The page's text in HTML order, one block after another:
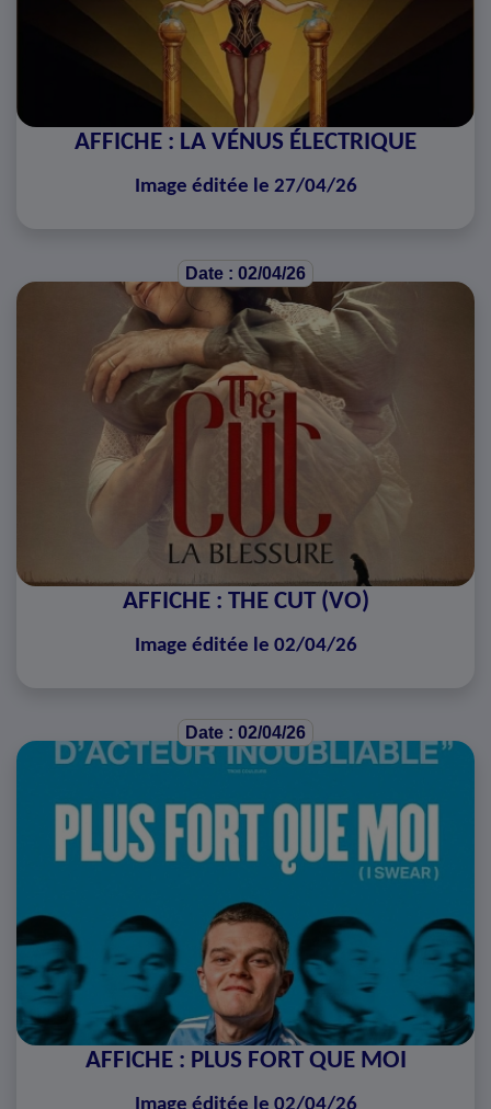
AFFICHE : LA VÉNUS ÉLECTRIQUE
Image éditée le 27/04/26
Date : 02/04/26
AFFICHE : THE CUT (VO)
Image éditée le 02/04/26
Date : 02/04/26
AFFICHE : PLUS FORT QUE MOI
Image éditée le 02/04/26